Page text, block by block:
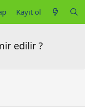
Kayıt ol
edilir ?